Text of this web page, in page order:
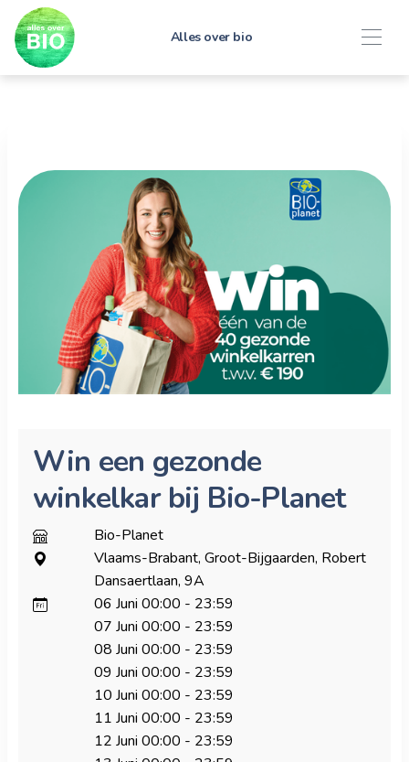
Alles over bio
Win een gezonde
winkelkar bij Bio-Planet
Bio-Planet
Vlaams-Brabant, Groot-Bijgaarden, Robert
Dansaertlaan, 9A
06 Juni 00:00 - 23:59
07 Juni 00:00 - 23:59
08 Juni 00:00 - 23:59
09 Juni 00:00 - 23:59
10 Juni 00:00 - 23:59
11 Juni 00:00 - 23:59
12 Juni 00:00 - 23:59